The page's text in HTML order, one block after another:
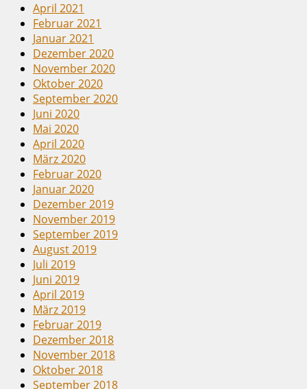
April 2021
Februar 2021
Januar 2021
Dezember 2020
November 2020
Oktober 2020
September 2020
Juni 2020
Mai 2020
April 2020
März 2020
Februar 2020
Januar 2020
Dezember 2019
November 2019
September 2019
August 2019
Juli 2019
Juni 2019
April 2019
März 2019
Februar 2019
Dezember 2018
November 2018
Oktober 2018
September 2018